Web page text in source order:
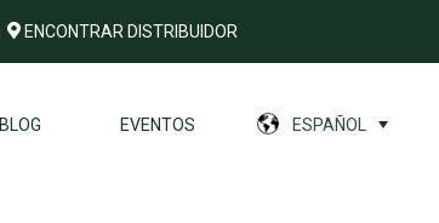
ENCONTRAR DISTRIBUIDOR
BLOG EVENTOS ESPAÑOL